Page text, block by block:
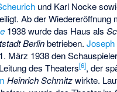
und Karl Nocke
Ab der Wiedereröffnung
1938 wurde das Haus als
Berlinbetrieben.Joseph
März 1938 den Schauspieler
des Theaters[6], der
Heinrich Schmitzwirkte.